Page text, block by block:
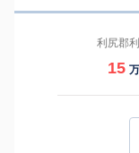
利尻郡
15